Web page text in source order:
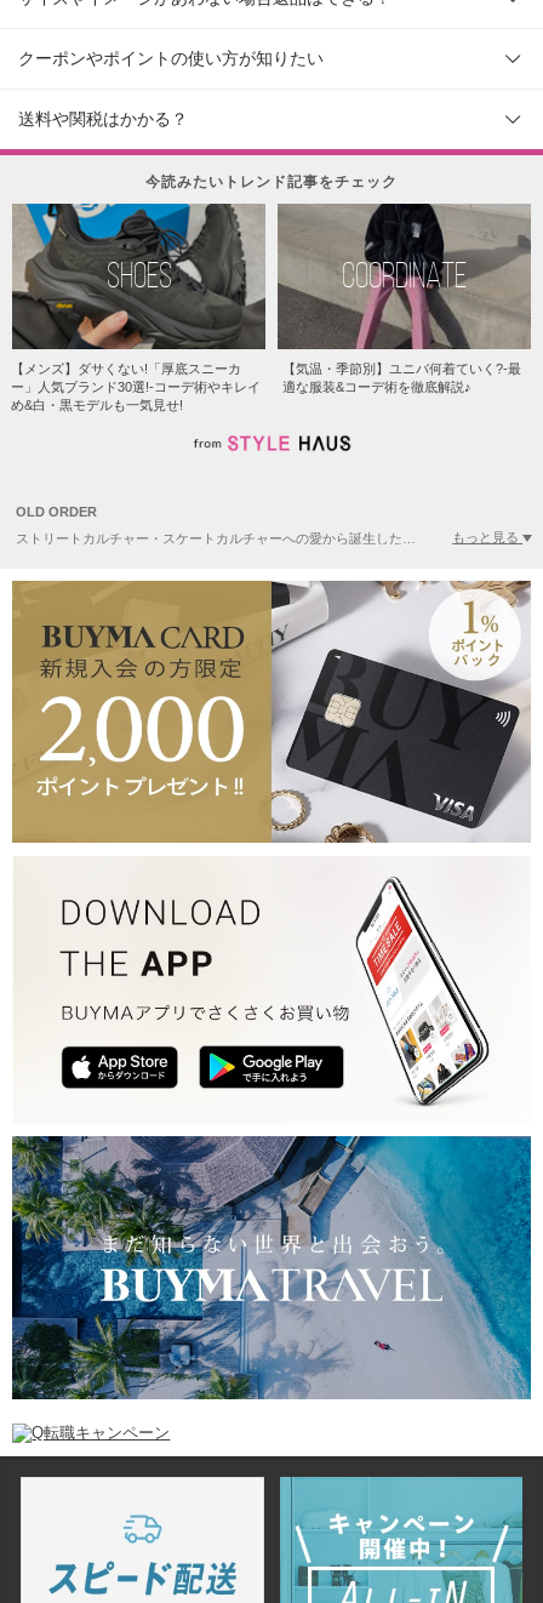
クーポンやポイントの使い方が知りたい
送料や関税はかかる？
今読みたいトレンド記事をチェック
SHOES
【メンズ】ダサくない!「厚底スニーカ
ー」人気ブランド30選!-コーデ術やキレイ
め&白・黒モデルも一気見せ!
COORDINATE
【気温・季節別】ユニバ何着ていく?-最
適な服装&コーデ術を徹底解説♪
OLD ORDER
もっと見る